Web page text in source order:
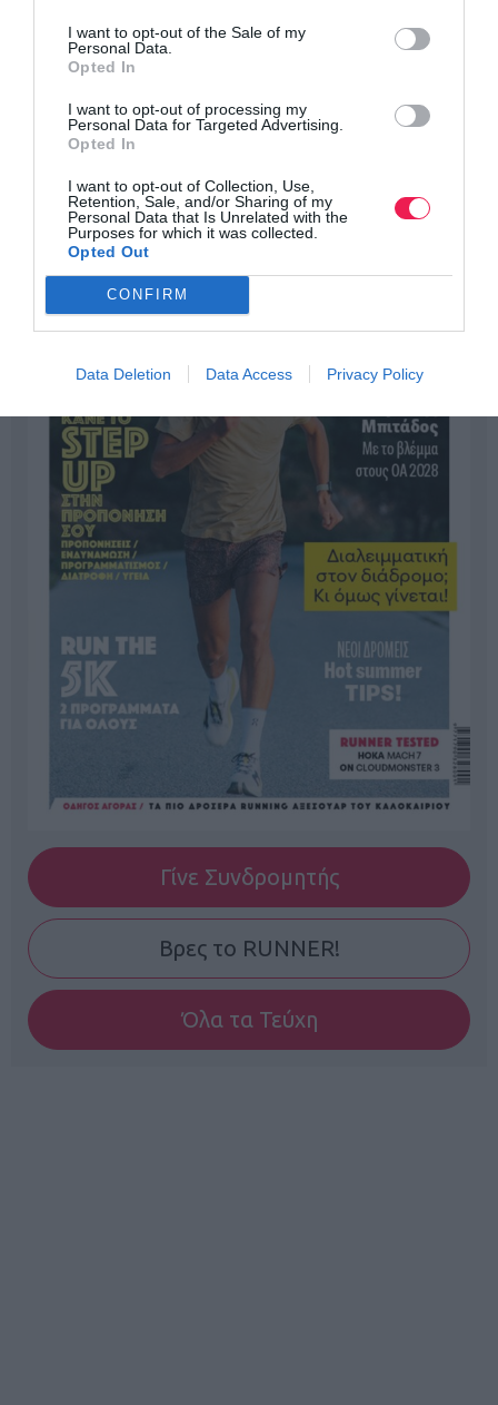
I want to opt-out of the Sale of my
Personal Data.
Opted In
I want to opt-out of processing my
Personal Data for Targeted Advertising.
Opted In
I want to opt-out of Collection, Use,
Retention, Sale, and/or Sharing of my
Personal Data that Is Unrelated with the
Purposes for which it was collected.
Opted Out
CONFIRM
Data Deletion Data Access Privacy Policy
Γίνε Συνδρομητής
Βρες το RUNNER!
Όλα τα Τεύχη